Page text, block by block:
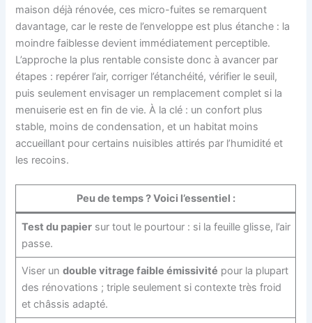
maison déjà rénovée, ces micro-fuites se remarquent
davantage, car le reste de l’enveloppe est plus étanche : la
moindre faiblesse devient immédiatement perceptible.
L’approche la plus rentable consiste donc à avancer par
étapes : repérer l’air, corriger l’étanchéité, vérifier le seuil,
puis seulement envisager un remplacement complet si la
menuiserie est en fin de vie. À la clé : un confort plus
stable, moins de condensation, et un habitat moins
accueillant pour certains nuisibles attirés par l’humidité et
les recoins.
Peu de temps ? Voici l’essentiel :
Test du papiersur tout le pourtour : si la feuille glisse, l’air
passe.
Viser un double vitrage faible émissivité pour la plupart
des rénovations ; triple seulement si contexte très froid
et châssis adapté.